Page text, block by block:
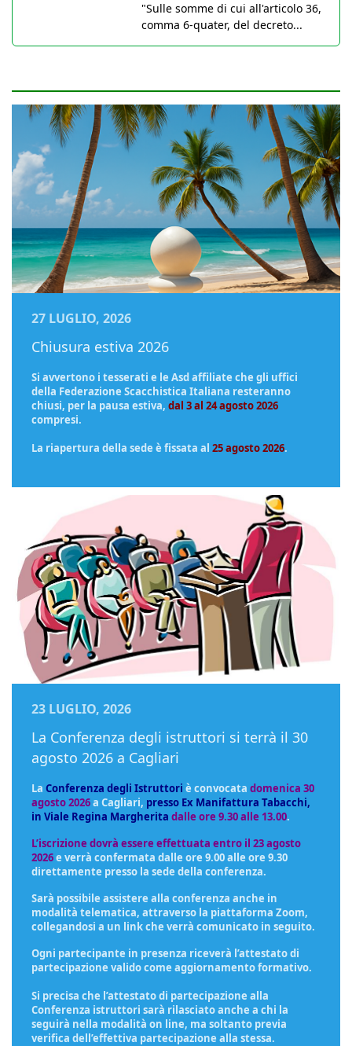
"Sulle somme di cui all'articolo 36,
comma 6-quater, del decreto...
27 LUGLIO, 2026
Chiusura estiva 2026
Si avvertono i tesserati e le Asd affiliate che gli uffici
della Federazione Scacchistica Italiana resteranno
chiusi, per la pausa estiva, dal 3 al 24 agosto 2026
compresi.
La riapertura della sede è fissata al 25 agosto 2026.
23 LUGLIO, 2026
La Conferenza degli istruttori si terrà il 30
agosto 2026 a Cagliari
La Conferenza degli Istruttori è convocata domenica 30
agosto 2026a Cagliari, presso Ex Manifattura Tabacchi,
in Viale Regina Margherita dalle ore 9.30 alle 13.00.
L’iscrizione dovrà essere effettuata entro il 23 agosto
2026e verrà confermata dalle ore 9.00 alle ore 9.30
direttamente presso la sede della conferenza.
Sarà possibile assistere alla conferenza anche in
modalità telematica, attraverso la piattaforma Zoom,
collegandosi a un link che verrà comunicato in seguito.
Ogni partecipante in presenza riceverà l’attestato di
partecipazione valido come aggiornamento formativo.
Si precisa che l’attestato di partecipazione alla
Conferenza istruttori sarà rilasciato anche a chi la
seguirà nella modalità on line, ma soltanto previa
verifica dell’effettiva partecipazione alla stessa.